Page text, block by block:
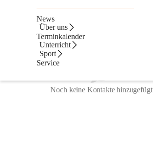
News
Über uns
Terminkalender
Unterricht
Sport
Service
Team
Noch keine Kontakte hinzugefügt